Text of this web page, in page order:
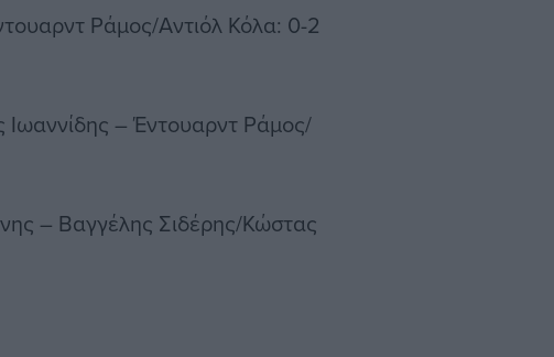
Ράμος/Αντιόλ Κόλα: 0-2
– Έντουαρντ Ράμος/
– Βαγγέλης Σιδέρης/Κώστας